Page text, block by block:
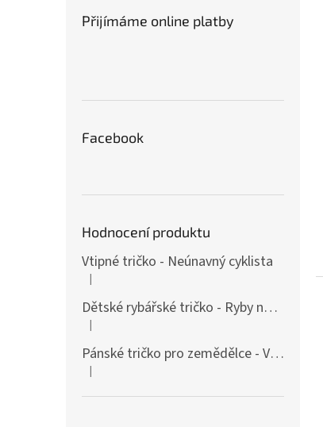
Přijímáme online platby
Facebook
Hodnocení produktu
Vtipné tričko - Neúnavný cyklista
Hodnocení produktu je 4 z 5 hvězdiček.
|
Dětské rybářské tričko - Ryby našich vod
Hodnocení produktu je 4 z 5 hvězdiček.
|
Pánské tričko pro zemědělce - Vášnivý farmář
Hodnocení produktu je 4 z 5 hvězdiček.
|